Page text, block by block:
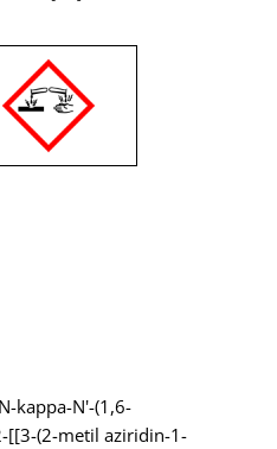
kappa-N'-(1,6-
[[3-(2-metil aziridin-1-